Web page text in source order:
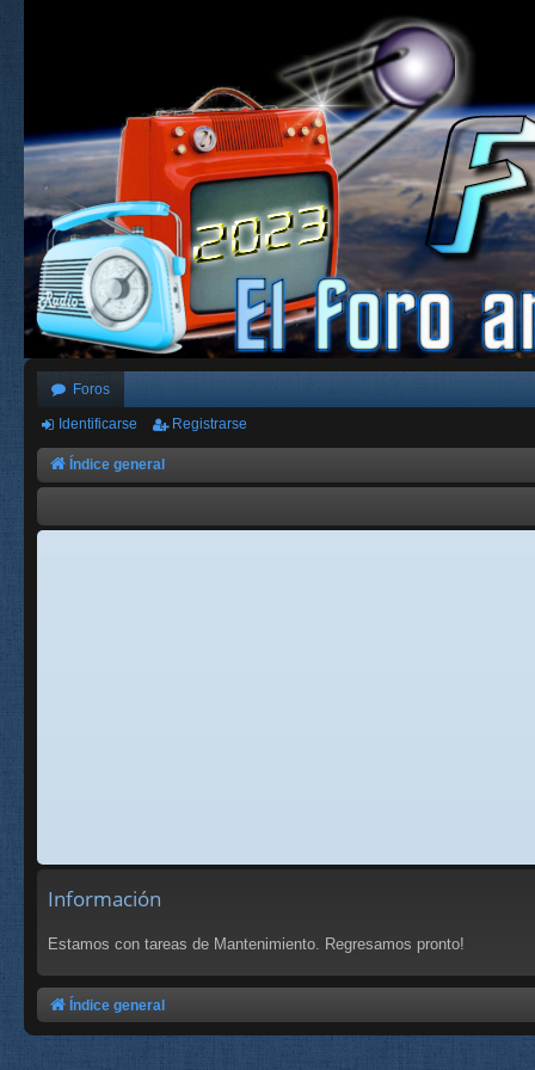
Foros
Identificarse Registrarse
Índice general
Información
Estamos con tareas de Mantenimiento. Regresamos pronto!
Índice general